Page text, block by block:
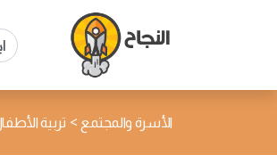
الأسرة والمجتمع > تربية